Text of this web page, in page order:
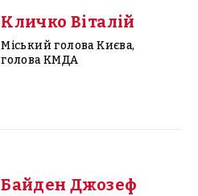
Кличко Віталій
Міський голова Києва,
голова КМДА
Байден Джозеф